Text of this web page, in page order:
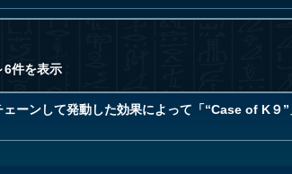
6件を表示
ーンして発動した効果によって「“Case of K９